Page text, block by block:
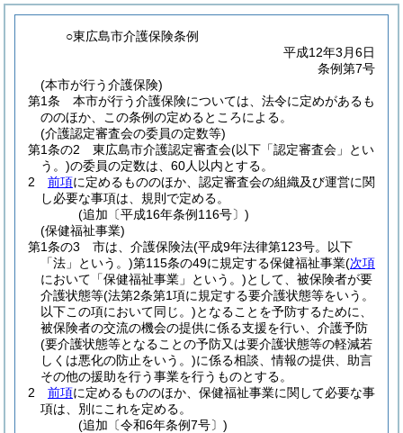
○東広島市介護保険条例
平成12年3月6日
条例第7号
(本市が行う介護保険)
第1条
本市が行う介護保険については、法令に定めがあるも
ののほか、この条例の定めるところによる。
(介護認定審査会の委員の定数等)
第1条の2
東広島市介護認定審査会(以下「認定審査会」とい
う。)の委員の定数は、60人以内とする。
2
前項に定めるもののほか、認定審査会の組織及び運営に関
し必要な事項は、規則で定める。
(追加〔平成16年条例116号〕)
(保健福祉事業)
第1条の3
市は、介護保険法(平成9年法律第123号。以下
「法」という。)第115条の49に規定する保健福祉事業(次項
において「保健福祉事業」という。)として、被保険者が要
介護状態等(法第2条第1項に規定する要介護状態等をいう。
以下この項において同じ。)となることを予防するために、
被保険者の交流の機会の提供に係る支援を行い、介護予防
(要介護状態等となることの予防又は要介護状態等の軽減若
しくは悪化の防止をいう。)に係る相談、情報の提供、助言
その他の援助を行う事業を行うものとする。
2
前項に定めるもののほか、保健福祉事業に関して必要な事
項は、別にこれを定める。
(追加〔令和6年条例7号〕)